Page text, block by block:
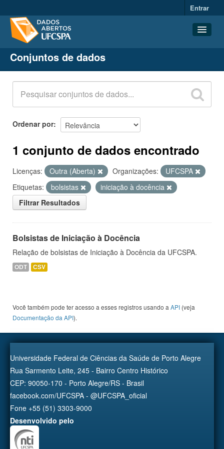
Entrar
Conjuntos de dados
Organizações
Grupos
Sobre
Conjuntos de dados
Ordenar por
1 conjunto de dados encontrado
Licenças: Outra (Aberta) Organizações:
UFCSPA
Etiquetas:
bolsistas
iniciação à docência
Filtrar Resultados
Bolsistas de Iniciação à Docência
Relação de bolsistas de Iniciação à Docência da UFCSPA.
ODT CSV
Você também pode ter acesso a esses registros usando a API (veja
Documentação da API).
Universidade Federal de Ciências da Saúde de Porto Alegre
Rua Sarmento Leite, 245 - Bairro Centro Histórico
CEP: 90050-170 - Porto Alegre/RS - Brasil
facebook.com/UFCSPA - @UFCSPA_oficial
Fone +55 (51) 3303-9000
Desenvolvido pelo